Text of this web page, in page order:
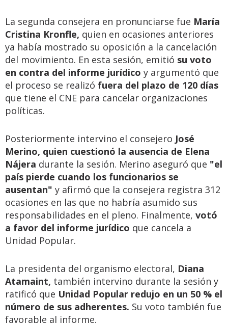
La segunda consejera en pronunciarse fue María
Cristina Kronfle, quien en ocasiones anteriores
ya había mostrado su oposición a la cancelación
del movimiento. En esta sesión, emitió su voto
en contra del informe jurídico y argumentó que
el proceso se realizó fuera del plazo de 120 días
que tiene el CNE para cancelar organizaciones
políticas.
Posteriormente intervino el consejero José
Merino, quien cuestionó la ausencia de Elena
Nájera durante la sesión. Merino aseguró que "el
país pierde cuando los funcionarios se
ausentan" y afirmó que la consejera registra 312
ocasiones en las que no habría asumido sus
responsabilidades en el pleno. Finalmente, votó
a favor del informe jurídico que cancela a
Unidad Popular.
La presidenta del organismo electoral, Diana
Atamaint, también intervino durante la sesión y
ratificó que Unidad Popular redujo en un 50 % el
número de sus adherentes. Su voto también fue
favorable al informe.